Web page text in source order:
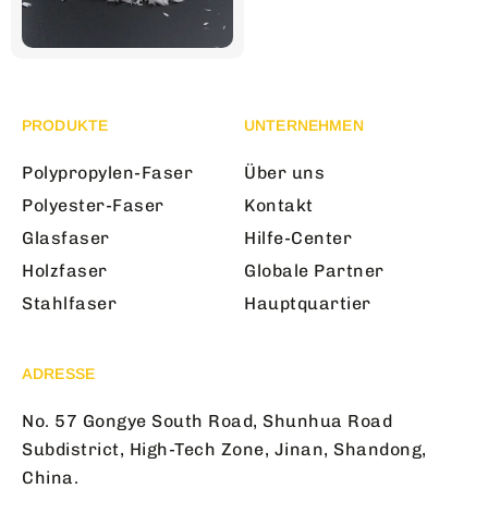
PRODUKTE
Polypropylen-Faser
Polyester-Faser
Glasfaser
Holzfaser
Stahlfaser
UNTERNEHMEN
Über uns
Kontakt
Hilfe-Center
Globale Partner
Hauptquartier
ADRESSE
No. 57 Gongye South Road, Shunhua Road
Subdistrict, High-Tech Zone, Jinan, Shandong,
China.